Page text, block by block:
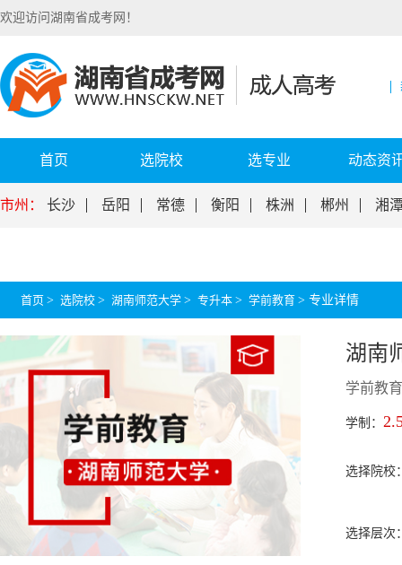
欢迎访问湖南省成考网！
首页 选院校 选专业 动态资
市州： 长沙 岳阳 常德 衡阳 株洲 郴州 湘
首页 > 选院校 > 湖南师范大学 > 专升本 > 学前教育 > 专业详情
湖南
学前教育
学制：
选择院校
选择层次